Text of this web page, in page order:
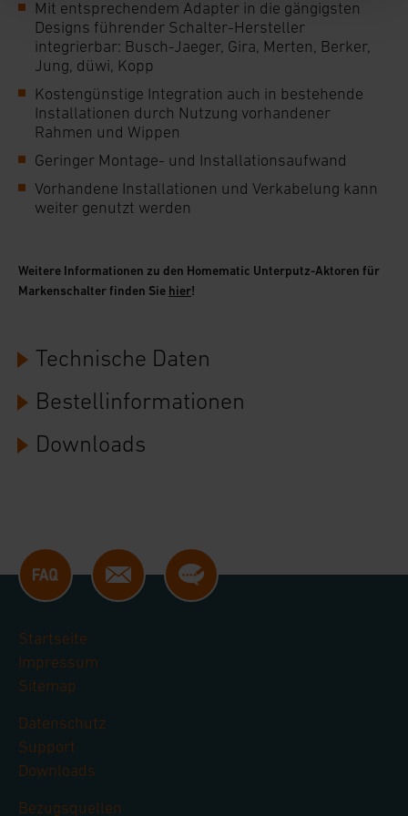
„Ablehnen oder Einstellungen“ abrufbar. Sie
können die Verwendung nicht notwendiger
Cookies ablehnen oder ihr ganz oder teilweise
zustimmen. Ihre erteilte Zustimmung können Sie
jederzeit unter dem Link „Cookie Einstellungen“
anpassen oder widerrufen. Ihre Browser-
Einstellungen können dazu führen, dass die
Einstellungen nicht längerfristig gespeichert
werden und dieses Banner erneut angezeigt wird.
Mit entsprechendem Adapter in die gängigsten
Designs führender Schalter-Hersteller
integrierbar: Busch-Jaeger, Gira, Merten, Berker,
Jung, düwi, Kopp
Kostengünstige Integration auch in bestehende
Installationen durch Nutzung vorhandener
Rahmen und Wippen
Geringer Montage- und Installationsaufwand
Vorhandene Installationen und Verkabelung kann
weiter genutzt werden
Weitere Informationen zu den Homematic Unterputz-Aktoren für
Markenschalter finden Sie hier!
Technische Daten
Bestellinformationen
Downloads
Startseite
Impressum
Sitemap
Datenschutz
Support
Downloads
Bezugsquellen